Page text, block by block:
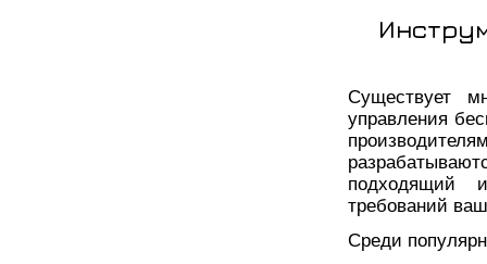
Существует
управления
подходящий
требований
Среди